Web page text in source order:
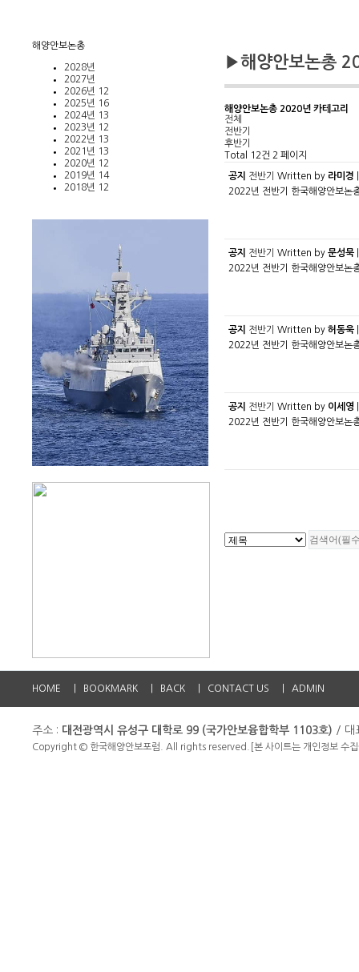
해양안보논총
2028년
2027년
2026년 12
2025년 16
2024년 13
2023년 12
2022년 13
2021년 13
2020년 12
2019년 14
2018년 12
▶해양안보논총
해양안보논총 2020년 카테고리
전체
전반기
후반기
Total 12건 2 페이지
공지 전반기 Written by 라미경
2022년 전반기 한국해양안보논
공지 전반기 Written by 문성묵
2022년 전반기 한국해양안보논
공지 전반기 Written by 허동욱
2022년 전반기 한국해양안보논
공지 전반기 Written by 이세영
2022년 전반기 한국해양안보논
HOME BOOKMARK BACK CONTACT US ADMIN
주소 : 대전광역시 유성구 대학로 99 (국가안보융합학부 1103호) / 대
Copyright © 한국해양안보포럼. All rights reserved. [본 사이트는 개인정보 수